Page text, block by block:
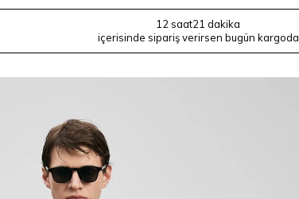
12 saat21 dakika
içerisinde sipariş verirsen bugün kargoda